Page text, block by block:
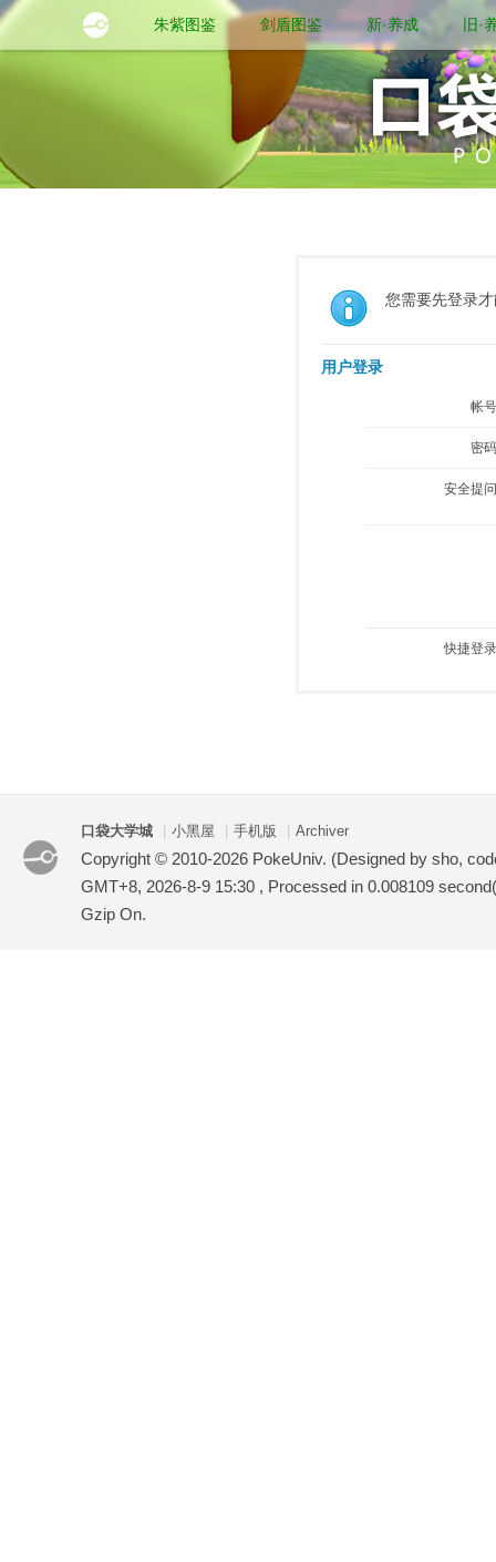
朱紫图鉴 剑盾图鉴 新·养成 旧·
您需要先登录
用户登录
帐
密
安全提
快捷登
口袋大学城 小黑屋 手机版 Archiver
Copyright © 2010-2026 PokeUniv. (Designed by sho,
GMT+8, 2026-8-9 15:30 , Processed in 0.008109
Gzip On.